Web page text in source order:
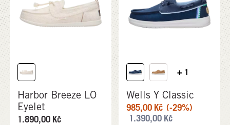
Harbor Breeze LO
Eyelet
1.890,00 Kč
+ 1
Wells Y Classic
985,00 Kč (-29%)
1.390,00 Kč